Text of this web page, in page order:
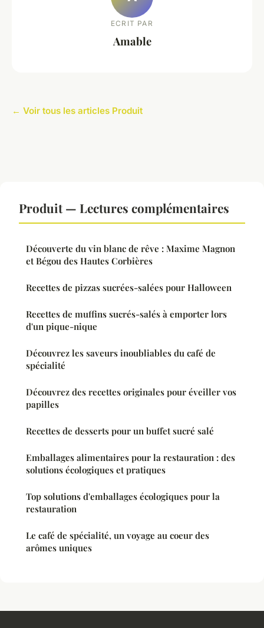
ECRIT PAR
Amable
← Voir tous les articles Produit
Produit — Lectures complémentaires
Découverte du vin blanc de rêve : Maxime Magnon
et Bégou des Hautes Corbières
Recettes de pizzas sucrées-salées pour Halloween
Recettes de muffins sucrés-salés à emporter lors
d'un pique-nique
Découvrez les saveurs inoubliables du café de
spécialité
Découvrez des recettes originales pour éveiller vos
papilles
Recettes de desserts pour un buffet sucré salé
Emballages alimentaires pour la restauration : des
solutions écologiques et pratiques
Top solutions d'emballages écologiques pour la
restauration
Le café de spécialité, un voyage au coeur des
arômes uniques